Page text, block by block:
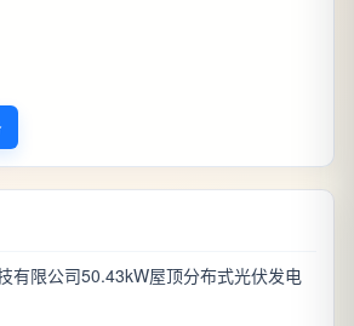
有限公司50.43kW屋顶分布式光伏发电